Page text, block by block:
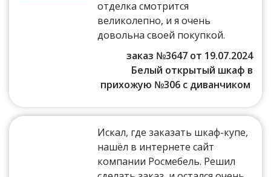
отделка смотрится
великолепно, и я очень
довольна своей покупкой.
заказ №3647 от 19.07.2024
Белый открытый шкаф в
прихожую №306 с диванчиком
Искал, где заказать шкаф-купе,
нашёл в интернете сайт
компании Росмебель. Решил